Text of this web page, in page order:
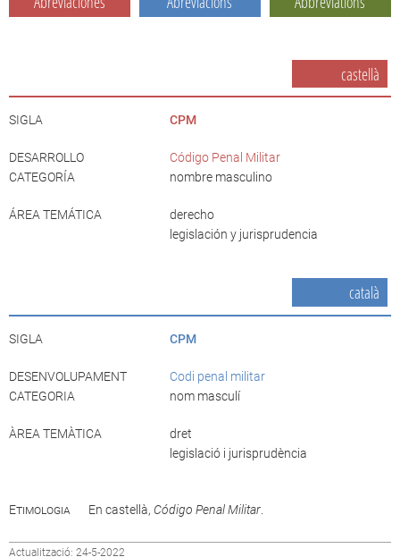
castellà
SIGLA CPM
DESARROLLO
Código Penal Militar
CATEGORÍA
nombre masculino
ÁREA TEMÁTICA
derecho
legislación y jurisprudencia
català
SIGLA CPM
DESENVOLUPAMENT
Codi penal militar
CATEGORIA
nom masculí
ÀREA TEMÀTICA
dret
legislació i jurisprudència
Etimologia En castellà, Código Penal Militar.
Actualització: 24-5-2022